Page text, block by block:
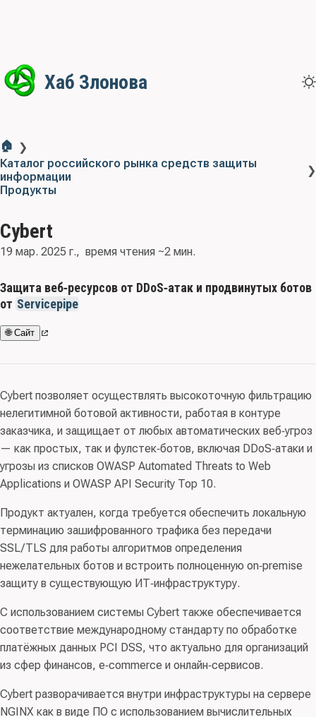
Хаб Злонова
🏠 ❯
Каталог российского рынка средств защиты
информации
❯
Продукты
Cybert
19 мар. 2025 г. время чтения ~2 мин.
Защита веб‑ресурсов от DDoS‑атак и продвинутых ботов
от Servicepipe
🌐 Сайт
Cybert позволяет осуществлять высокоточную фильтрацию
нелегитимной ботовой активности, работая в контуре
заказчика, и защищает от любых автоматических веб‑угроз
— как простых, так и фулстек‑ботов, включая DDoS‑атаки и
угрозы из списков OWASP Automated Threats to Web
Applications и OWASP API Security Top 10.
Продукт актуален, когда требуется обеспечить локальную
терминацию зашифрованного трафика без передачи
SSL/TLS для работы алгоритмов определения
нежелательных ботов и встроить полноценную on‑premise
защиту в существующую ИТ‑инфраструктуру.
С использованием системы Cybert также обеспечивается
соответствие международному стандарту по обработке
платёжных данных PCI DSS, что актуально для организаций
из сфер финансов, e‑commerce и онлайн‑сервисов.
Cybert разворачивается внутри инфраструктуры на сервере
NGINX как в виде ПО с использованием вычислительных